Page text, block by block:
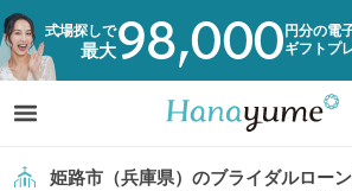
式場探しで
最大98,000 円分の電
ギフトプ
姫路市（兵庫県）のブライダルロー